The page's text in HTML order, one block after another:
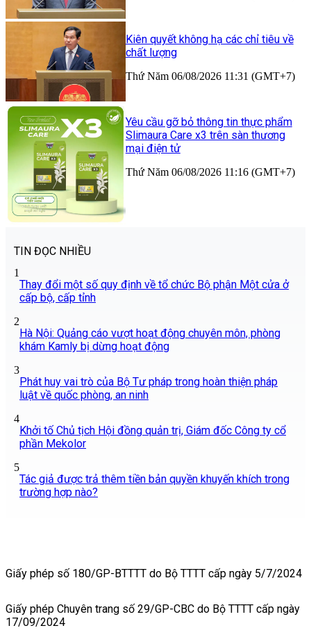
Kiên quyết không hạ các chỉ tiêu về
chất lượng
Thứ Năm 06/08/2026 11:31 (GMT+7)
Yêu cầu gỡ bỏ thông tin thực phẩm
Slimaura Care x3 trên sàn thương
mại điện tử
Thứ Năm 06/08/2026 11:16 (GMT+7)
TIN ĐỌC NHIỀU
1
Thay đổi một số quy định về tổ chức Bộ phận Một cửa ở
cấp bộ, cấp tỉnh
2
Hà Nội: Quảng cáo vượt hoạt động chuyên môn, phòng
khám Kamly bị dừng hoạt động
3
Phát huy vai trò của Bộ Tư pháp trong hoàn thiện pháp
luật về quốc phòng, an ninh
4
Khởi tố Chủ tịch Hội đồng quản trị, Giám đốc Công ty cổ
phần Mekolor
5
Tác giả được trả thêm tiền bản quyền khuyến khích trong
trường hợp nào?
Giấy phép số 180/GP-BTTTT do Bộ TTTT cấp ngày 5/7/2024
Giấy phép Chuyên trang số 29/GP-CBC do Bộ TTTT cấp ngày
17/09/2024